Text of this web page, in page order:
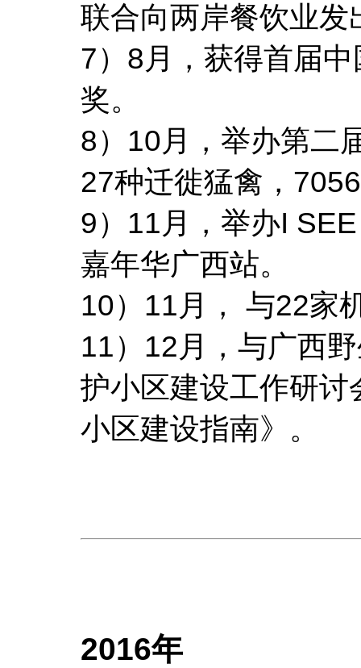
联合向两岸餐饮业
7）8月，获得首届中
奖。
8）10月，举办第二
27种迁徙猛禽，
9）11月，举办I
嘉年华广西站。
10）11月， 与22家
11）12月，与广西
护小区建设工作研讨
小区建设指南》。
2016年